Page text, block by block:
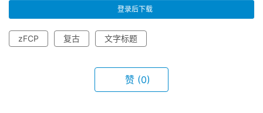
登录后下载
zFCP 复古 文字标题
赞 (0)